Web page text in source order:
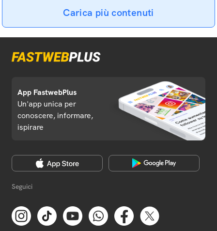
Carica più contenuti
App FastwebPlus
Un'app unica per
conoscere, informare,
ispirare
Seguici